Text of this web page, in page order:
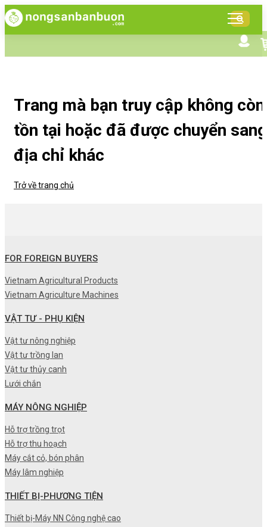
MỤC
Trang mà bạn truy cập không còn
tồn tại hoặc đã được chuyển sang
địa chỉ khác
Trở về trang chủ
FOR FOREIGN BUYERS
Vietnam Agricultural Products
Vietnam Agriculture Machines
VẬT TƯ - PHỤ KIỆN
Vật tư nông nghiệp
Vật tư trồng lan
Vật tư thủy canh
Lưới chắn
MÁY NÔNG NGHIỆP
Hỗ trợ trồng trọt
Hỗ trợ thu hoạch
Máy cắt cỏ, bón phân
Máy lâm nghiệp
THIẾT BỊ-PHƯƠNG TIỆN
Thiết bị-Máy NN Công nghệ cao